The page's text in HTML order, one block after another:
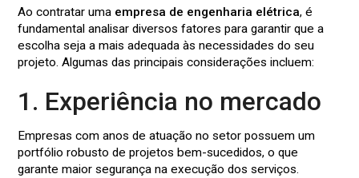
Ao contratar uma empresa de engenharia elétrica, é
fundamental analisar diversos fatores para garantir que a
escolha seja a mais adequada às necessidades do seu
projeto. Algumas das principais considerações incluem:
1. Experiência no mercado
Empresas com anos de atuação no setor possuem um
portfólio robusto de projetos bem-sucedidos, o que
garante maior segurança na execução dos serviços.